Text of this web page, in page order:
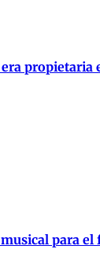
propietaria
para el